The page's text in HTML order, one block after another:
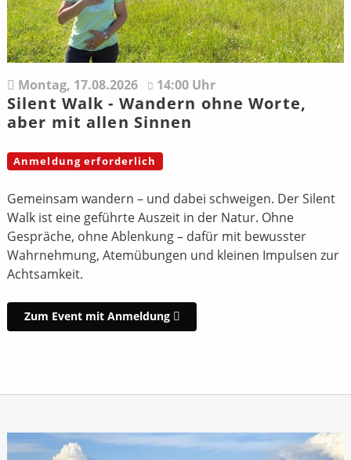
Montag, 17.08.2026 14:00 Uhr
Silent Walk - Wandern ohne Worte,
aber mit allen Sinnen
Anmeldung erforderlich
Gemeinsam wandern – und dabei schweigen. Der Silent
Walk ist eine geführte Auszeit in der Natur. Ohne
Gespräche, ohne Ablenkung – dafür mit bewusster
Wahrnehmung, Atemübungen und kleinen Impulsen zur
Achtsamkeit.
Zum Event mit Anmeldung